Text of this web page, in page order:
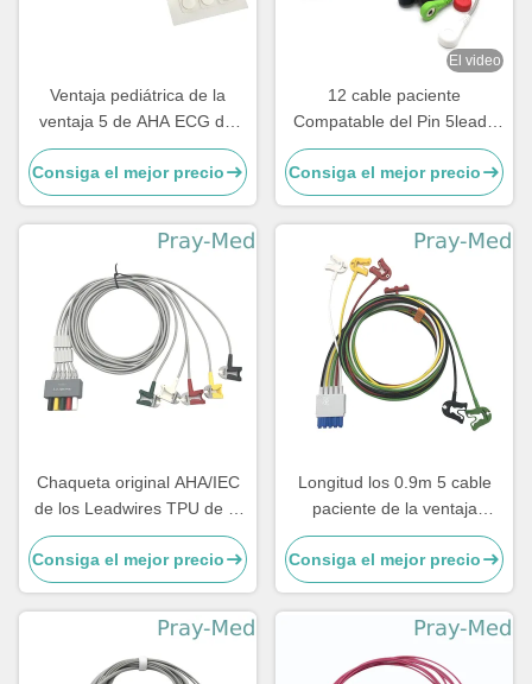
Ventaja pediátrica de la
ventaja 5 de AHA ECG del
electrodo del recién nacido
disponible del cable 3
Consiga el mejor precio
El video
12 cable paciente
Compatable del Pin 5leads
ECG con Bionet BM5 BM7
Consiga el mejor precio
Chaqueta original AHA/IEC
de los Leadwires TPU de la
ventaja ECG de Mindray
EL6501B 5
Consiga el mejor precio
Longitud los 0.9m 5 cable
paciente de la ventaja
M1971A ECG con la
chaqueta del clip TPU
Consiga el mejor precio